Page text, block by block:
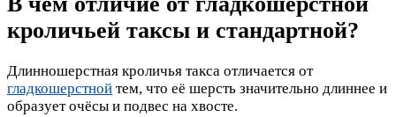
кроличьей таксы и стандартной?
Длинношерстная кроличья такса отличается от
гладкошерстной тем, что её шерсть значительно длиннее и
образует очёсы и подвес на хвосте.